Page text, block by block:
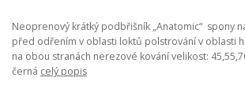
Neoprenový krátký podbřišník „Anatomic“ spony
před odřením v oblasti loktů polstrování v oblasti
na obou stranách nerezové kování velikost:
černá celý popis